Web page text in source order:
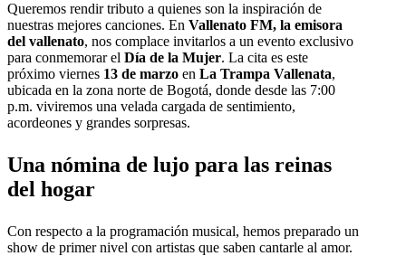
Queremos rendir tributo a quienes son la inspiración de
nuestras mejores canciones. En Vallenato FM, la emisora
del vallenato, nos complace invitarlos a un evento exclusivo
para conmemorar el Día de la Mujer. La cita es este
próximo viernes 13 de marzo en La Trampa Vallenata,
ubicada en la zona norte de Bogotá, donde desde las 7:00
p.m. viviremos una velada cargada de sentimiento,
acordeones y grandes sorpresas.
Una nómina de lujo para las reinas
del hogar
Con respecto a la programación musical, hemos preparado un
show de primer nivel con artistas que saben cantarle al amor.